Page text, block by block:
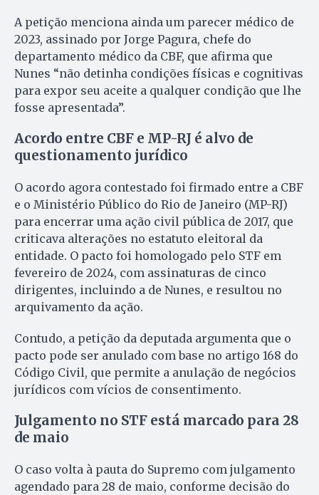
A petição menciona ainda um parecer médico de
2023, assinado por Jorge Pagura, chefe do
departamento médico da CBF, que afirma que
Nunes “não detinha condições físicas e cognitivas
para expor seu aceite a qualquer condição que lhe
fosse apresentada”.
Acordo entre CBF e MP-RJ é alvo de
questionamento jurídico
O acordo agora contestado foi firmado entre a CBF
e o Ministério Público do Rio de Janeiro (MP-RJ)
para encerrar uma ação civil pública de 2017, que
criticava alterações no estatuto eleitoral da
entidade. O pacto foi homologado pelo STF em
fevereiro de 2024, com assinaturas de cinco
dirigentes, incluindo a de Nunes, e resultou no
arquivamento da ação.
Contudo, a petição da deputada argumenta que o
pacto pode ser anulado com base no artigo 168 do
Código Civil, que permite a anulação de negócios
jurídicos com vícios de consentimento.
Julgamento no STF está marcado para 28
de maio
O caso volta à pauta do Supremo com julgamento
agendado para 28 de maio, conforme decisão do